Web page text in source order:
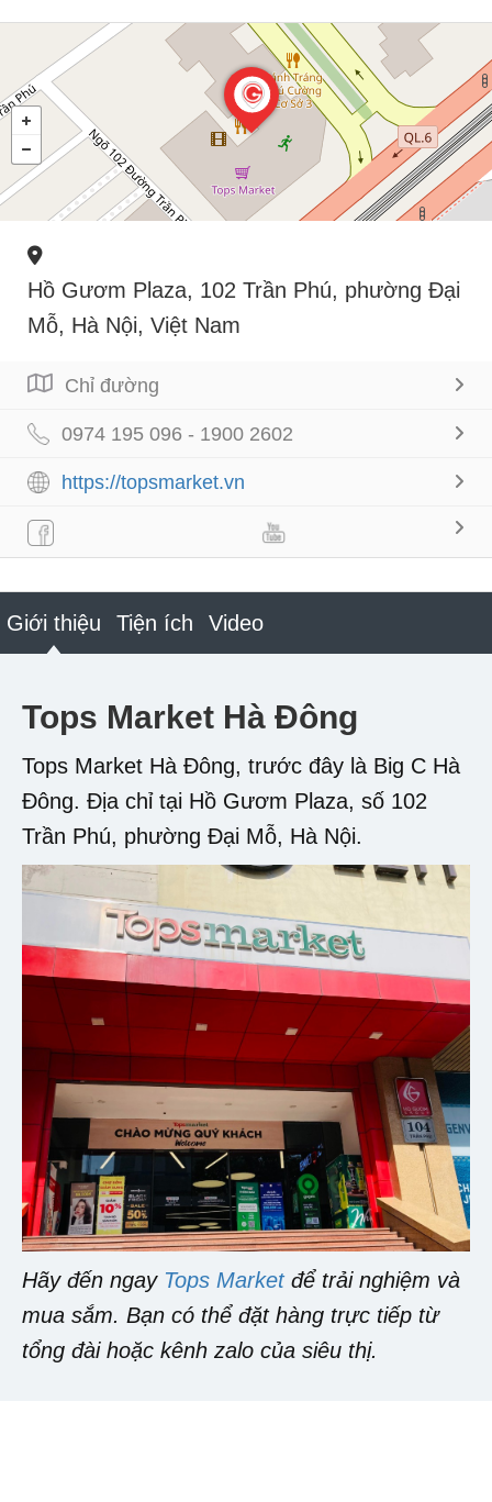
Hồ Gươm Plaza, 102 Trần Phú, phường Đại
Mỗ, Hà Nội, Việt Nam
Chỉ đường
0974 195 096 - 1900 2602
https://topsmarket.vn
Giới thiệu Tiện ích Video
Tops Market Hà Đông
Tops Market Hà Đông, trước đây là Big C Hà
Đông. Địa chỉ tại Hồ Gươm Plaza, số 102
Trần Phú, phường Đại Mỗ, Hà Nội.
Hãy đến ngay Tops Marketđể trải nghiệm và
mua sắm. Bạn có thể đặt hàng trực tiếp từ
tổng đài hoặc kênh zalo của siêu thị.